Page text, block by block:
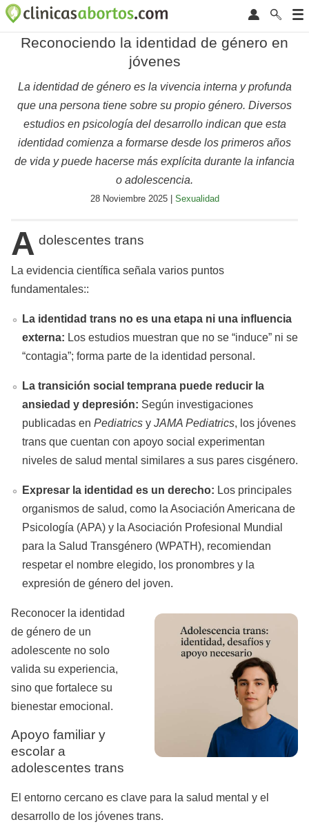
Reconociendo la identidad de género en
jóvenes
La identidad de género es la vivencia interna y profunda
que una persona tiene sobre su propio género. Diversos
estudios en psicología del desarrollo indican que esta
identidad comienza a formarse desde los primeros años
de vida y puede hacerse más explícita durante la infancia
o adolescencia.
28 Noviembre 2025 | Sexualidad
A dolescentes trans
La evidencia científica señala varios puntos
fundamentales::
La identidad trans no es una etapa ni una influencia
externa: Los estudios muestran que no se “induce” ni se
“contagia”; forma parte de la identidad personal.
La transición social temprana puede reducir la
ansiedad y depresión: Según investigaciones
publicadas en Pediatrics y JAMA Pediatrics, los jóvenes
trans que cuentan con apoyo social experimentan
niveles de salud mental similares a sus pares cisgénero.
Expresar la identidad es un derecho: Los principales
organismos de salud, como la Asociación Americana de
Psicología (APA) y la Asociación Profesional Mundial
para la Salud Transgénero (WPATH), recomiendan
respetar el nombre elegido, los pronombres y la
expresión de género del joven.
Reconocer la identidad
de género de un
adolescente no solo
valida su experiencia,
sino que fortalece su
bienestar emocional.
Apoyo familiar y
escolar a
adolescentes trans
El entorno cercano es clave para la salud mental y el
desarrollo de los jóvenes trans.